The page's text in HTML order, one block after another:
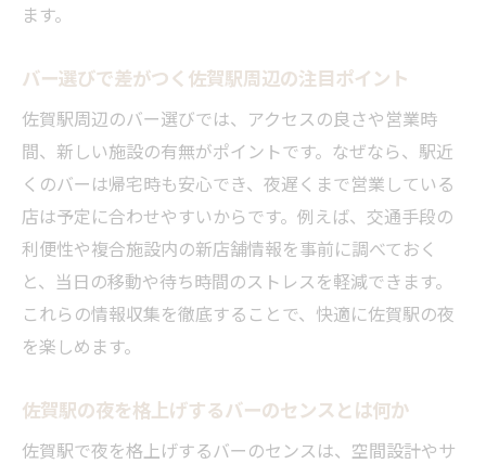
ます。
バー選びで差がつく佐賀駅周辺の注目ポイント
佐賀駅周辺のバー選びでは、アクセスの良さや営業時
間、新しい施設の有無がポイントです。なぜなら、駅近
くのバーは帰宅時も安心でき、夜遅くまで営業している
店は予定に合わせやすいからです。例えば、交通手段の
利便性や複合施設内の新店舗情報を事前に調べておく
と、当日の移動や待ち時間のストレスを軽減できます。
これらの情報収集を徹底することで、快適に佐賀駅の夜
を楽しめます。
佐賀駅の夜を格上げするバーのセンスとは何か
佐賀駅で夜を格上げするバーのセンスは、空間設計やサ